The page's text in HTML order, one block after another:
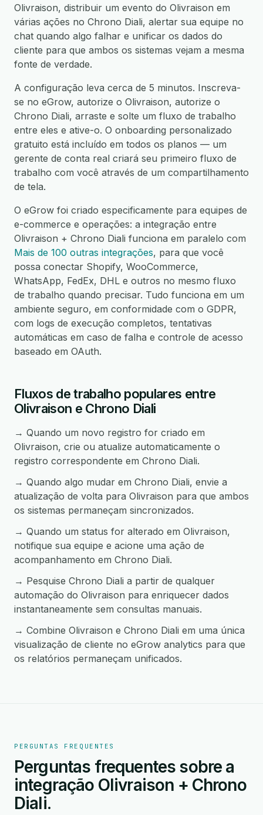
Olivraison, distribuir um evento do Olivraison em
várias ações no Chrono Diali, alertar sua equipe no
chat quando algo falhar e unificar os dados do
cliente para que ambos os sistemas vejam a mesma
fonte de verdade.
A configuração leva cerca de 5 minutos. Inscreva-
se no eGrow, autorize o Olivraison, autorize o
Chrono Diali, arraste e solte um fluxo de trabalho
entre eles e ative-o. O onboarding personalizado
gratuito está incluído em todos os planos — um
gerente de conta real criará seu primeiro fluxo de
trabalho com você através de um compartilhamento
de tela.
O eGrow foi criado especificamente para equipes de
e-commerce e operações: a integração entre
Olivraison + Chrono Diali funciona em paralelo com
Mais de 100 outras integrações, para que você
possa conectar Shopify, WooCommerce,
WhatsApp, FedEx, DHL e outros no mesmo fluxo
de trabalho quando precisar. Tudo funciona em um
ambiente seguro, em conformidade com o GDPR,
com logs de execução completos, tentativas
automáticas em caso de falha e controle de acesso
baseado em OAuth.
Fluxos de trabalho populares entre
Olivraison e Chrono Diali
→ Quando um novo registro for criado em
Olivraison, crie ou atualize automaticamente o
registro correspondente em Chrono Diali.
→ Quando algo mudar em Chrono Diali, envie a
atualização de volta para Olivraison para que ambos
os sistemas permaneçam sincronizados.
→ Quando um status for alterado em Olivraison,
notifique sua equipe e acione uma ação de
acompanhamento em Chrono Diali.
→ Pesquise Chrono Diali a partir de qualquer
automação do Olivraison para enriquecer dados
instantaneamente sem consultas manuais.
→ Combine Olivraison e Chrono Diali em uma única
visualização de cliente no eGrow analytics para que
os relatórios permaneçam unificados.
PERGUNTAS FREQUENTES
Perguntas frequentes sobre a
integração Olivraison + Chrono
Diali.